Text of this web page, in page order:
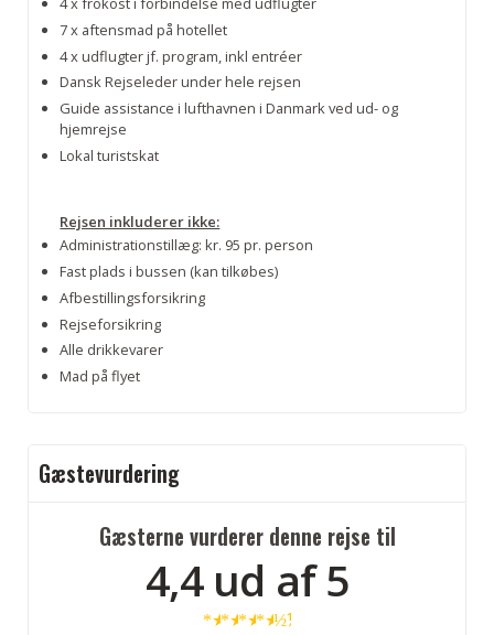
7 x aftensmad på hotellet
4 x udflugter jf. program, inkl entréer
Dansk Rejseleder under hele rejsen
Guide assistance i lufthavnen i Danmark ved ud- og
hjemrejse
Lokal turistskat
Rejsen inkluderer ikke:
Administrationstillæg: kr. 95 pr. person
Fast plads i bussen (kan tilkøbes)
Afbestillingsforsikring
Rejseforsikring
Alle drikkevarer
Mad på flyet
Gæstevurdering
Gæsterne vurderer denne rejse til
4,4 ud af 5
★★★★ ½